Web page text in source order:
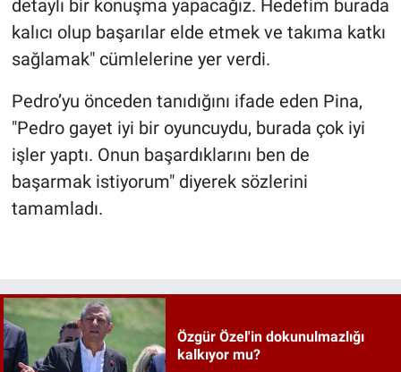
detaylı bir konuşma yapacağız. Hedefim burada
kalıcı olup başarılar elde etmek ve takıma katkı
sağlamak" cümlelerine yer verdi.
Pedro’yu önceden tanıdığını ifade eden Pina,
"Pedro gayet iyi bir oyuncuydu, burada çok iyi
işler yaptı. Onun başardıklarını ben de
başarmak istiyorum" diyerek sözlerini
tamamladı.
Özgür Özel'in dokunulmazlığı
kalkıyor mu?